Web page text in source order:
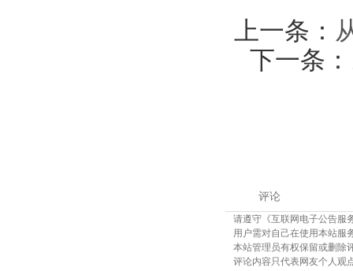
上一条：
下一条：
评论
请遵守《互联网电子公告服
用户需对自己在使用本站服
本站管理员有权保留或删除
评论内容只代表网友个人观